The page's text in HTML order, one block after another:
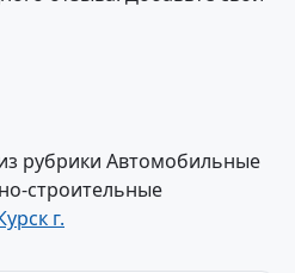
рубрики Автомобильные
строительные
г.